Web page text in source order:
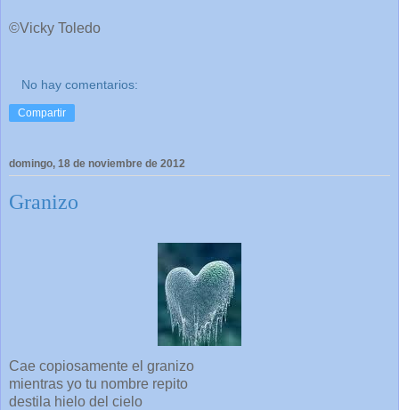
©Vicky Toledo
No hay comentarios:
Compartir
domingo, 18 de noviembre de 2012
Granizo
Cae copiosamente el granizo
mientras yo tu nombre repito
destila hielo del cielo